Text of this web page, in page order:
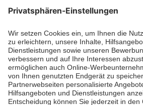
Jetzt abonnieren
Zertifizierung der Johanniter-